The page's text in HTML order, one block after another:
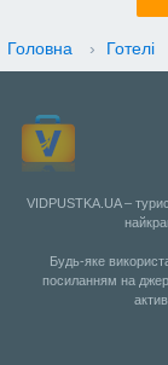
Головна › Готелі
VIDPUSTKA.UA –
Будь-яке
посиланням на